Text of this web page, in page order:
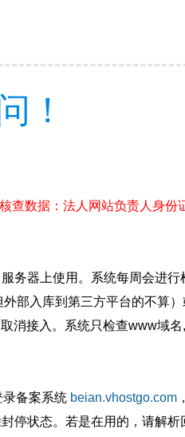
！
查数据：法人网站负责人身份
务器上使用。系统每周会进
部入库到第三方平台的不算
消接入。系统只检查www域
备案系统 beian.vhostgo.com
停状态。若是在用的，请解析